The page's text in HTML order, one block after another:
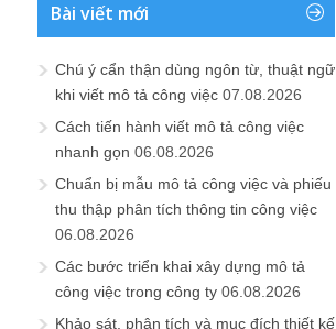
Bài viết mới
Chú ý cẩn thận dùng ngôn từ, thuật ngữ
khi viết mô tả công việc 07.08.2026
Cách tiến hành viết mô tả công việc
nhanh gọn 06.08.2026
Chuẩn bị mẫu mô tả công việc và phiếu
thu thập phân tích thông tin công việc
06.08.2026
Các bước triển khai xây dựng mô tả
công việc trong công ty 06.08.2026
Khảo sát, phân tích và mục đích thiết kế